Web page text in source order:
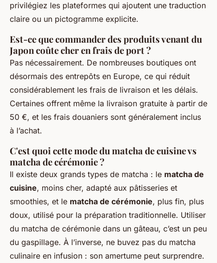
privilégiez les plateformes qui ajoutent une traduction
claire ou un pictogramme explicite.
Est-ce que commander des produits venant du
Japon coûte cher en frais de port ?
Pas nécessairement. De nombreuses boutiques ont
désormais des entrepôts en Europe, ce qui réduit
considérablement les frais de livraison et les délais.
Certaines offrent même la livraison gratuite à partir de
50 €, et les frais douaniers sont généralement inclus
à l’achat.
C'est quoi cette mode du matcha de cuisine vs
matcha de cérémonie ?
Il existe deux grands types de matcha : le matcha de
cuisine, moins cher, adapté aux pâtisseries et
smoothies, et le matcha de cérémonie, plus fin, plus
doux, utilisé pour la préparation traditionnelle. Utiliser
du matcha de cérémonie dans un gâteau, c’est un peu
du gaspillage. À l’inverse, ne buvez pas du matcha
culinaire en infusion : son amertume peut surprendre.